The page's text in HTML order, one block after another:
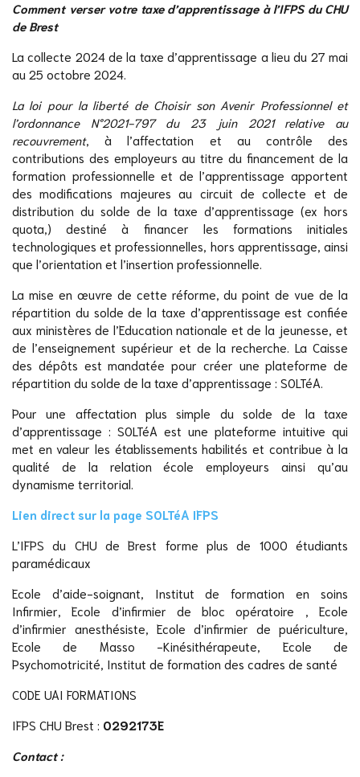
Comment verser votre taxe d’apprentissage à l’IFPS du CHU
de Brest
La collecte 2024 de la taxe d’apprentissage a lieu du 27 mai
au 25 octobre 2024.
La loi pour la liberté de Choisir son Avenir Professionnel et
l’ordonnance N°2021-797 du 23 juin 2021 relative au
recouvrement, à l’affectation et au contrôle des
contributions des employeurs au titre du financement de la
formation professionnelle et de l’apprentissage apportent
des modifications majeures au circuit de collecte et de
distribution du solde de la taxe d’apprentissage (ex hors
quota,) destiné à financer les formations initiales
technologiques et professionnelles, hors apprentissage, ainsi
que l’orientation et l’insertion professionnelle.
La mise en œuvre de cette réforme, du point de vue de la
répartition du solde de la taxe d’apprentissage est confiée
aux ministères de l’Education nationale et de la jeunesse, et
de l’enseignement supérieur et de la recherche. La Caisse
des dépôts est mandatée pour créer une plateforme de
répartition du solde de la taxe d’apprentissage : SOLTéA.
Pour une affectation plus simple du solde de la taxe
d’apprentissage : SOLTéA est une plateforme intuitive qui
met en valeur les établissements habilités et contribue à la
qualité de la relation école employeurs ainsi qu’au
dynamisme territorial.
Lien direct sur la page SOLTéA IFPS
L’IFPS du CHU de Brest forme plus de 1000 étudiants
paramédicaux
Ecole d’aide-soignant, Institut de formation en soins
Infirmier, Ecole d’infirmier de bloc opératoire , Ecole
d’infirmier anesthésiste, Ecole d’infirmier de puériculture,
Ecole de Masso -Kinésithérapeute, Ecole de
Psychomotricité, Institut de formation des cadres de santé
CODE UAI FORMATIONS
IFPS CHU Brest : 0292173E
Contact :